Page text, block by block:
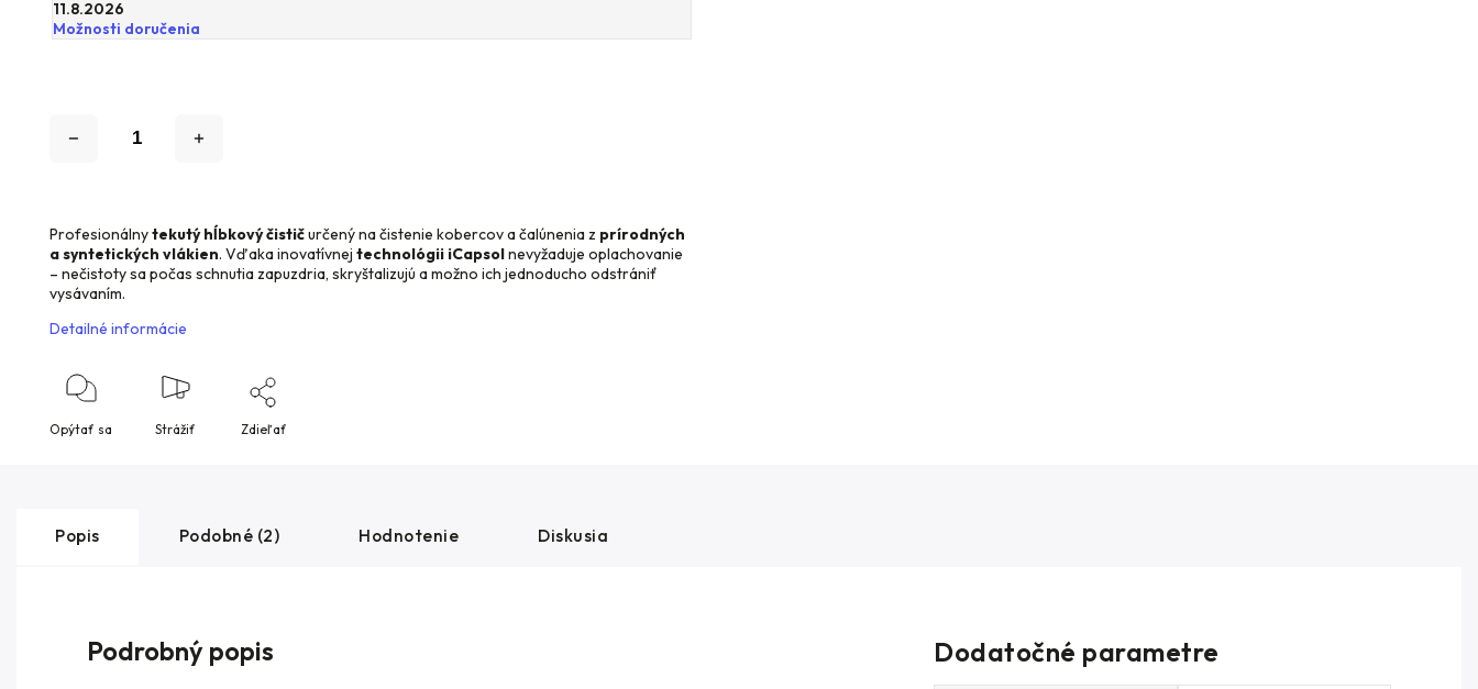
11.8.2026
Možnosti doručenia
Profesionálnytekutý hĺbkový čističurčený na čistenie kobercov a čalúnenia z prírodných
a syntetických vlákien. Vďaka inovatívnejtechnológii iCapsolnevyžaduje oplachovanie
– nečistoty sa počas schnutia zapuzdria, skryštalizujú a možno ich jednoducho odstrániť
vysávaním.
Detailné informácie
Opýtať sa Strážiť Zdieľať
Popis Podobné (2) Hodnotenie Diskusia
Podrobný popis Dodatočné parametre